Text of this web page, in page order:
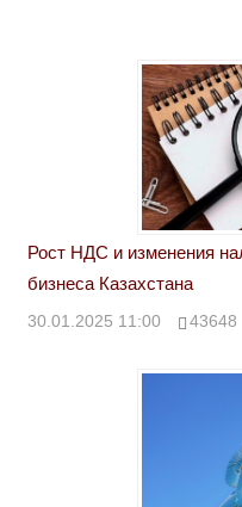
Рост НДС и изменения
бизнеса Казахстана
30.01.2025 11:00 43648